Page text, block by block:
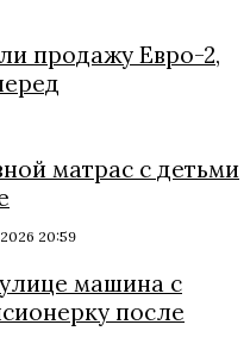
продажу Евро-2,
матрас с детьми
20:59
машина с
после